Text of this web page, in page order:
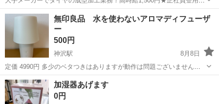
度あり！ワンルーム寮完備！マイカー通勤OK！無料駐車場あり！《三
重県伊勢市》 人気の工場のお仕事 ◇タイヤの製造◇ トラック・バ
ス・RV車用を中心とした...
三重 伊勢市 山田上口駅 その他
無印良品 水を使わないアロマディフューザ
ー
500円
神沢駅
8月8日
定価 4990円 多少のベタつきはありますが動作は問題ございません。
無印で購入した森林の匂いのアロマが入っているかと思います。 お引
き取り可能日時を記載の上ご連絡よろしくお願い致します。
愛知 名古屋市 神沢駅 季節、空調家電
加湿器あげます
0円